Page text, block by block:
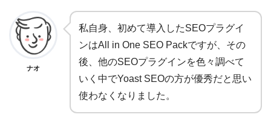
ナオ
私自身、初めて導入したSEOプラグイ
ンはAll in One SEO Packですが、その
後、他のSEOプラグインを色々調べて
いく中でYoast SEOの方が優秀だと思い
使わなくなりました。